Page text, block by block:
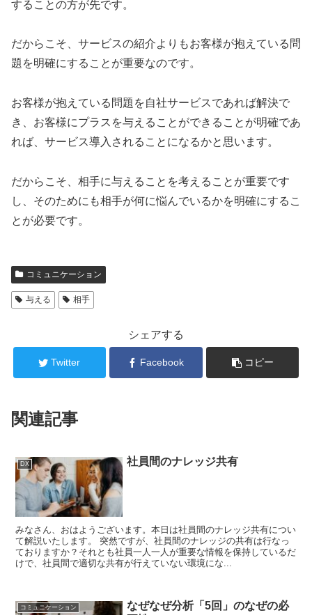
することの方が先です。
だからこそ、サービスの紹介よりもお客様が抱えている問
題を明確にすることが重要なのです。
お客様が抱えている問題を自社サービスであれば解決で
き、お客様にプラスを与えることができることが明確であ
れば、サービス導入されることになるかと思います。
だからこそ、相手に与えることを考えることが重要です
し、そのためにも相手が何に悩んでいるかを明確にするこ
とが必要です。
コミュニケーション
与える 相手
シェアする
Twitter Facebook コピー
関連記事
DX 社員間のナレッジ共有
みなさん、おはようございます。本日は社員間のナレッジ共有につい
て解説いたします。 突然ですが、社員間のナレッジの共有は行なっ
ておりますか？それとも社員一人一人が重要な情報を保持しているだ
けで、社員間で適切な共有が行えていない環境にな...
コミュニケーション
なぜなぜ分析「5回」のなぜの必